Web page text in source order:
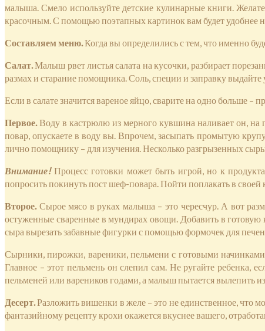
малыша. Смело используйте детские кулинарные книги.
красочным. С помощью поэтапных картинок вам будет удобнее
Составляем меню.Когда вы определились с тем, что именно
Салат.Малыш рвет листья салата на кусочки, разбирает
размах и старание помощника. Соль, специи и заправку
Если в салате значится вареное яйцо, сварите на одно больше –
Первое.Воду в кастрюлю из мерного кувшина наливает он,
повар, опускаете в воду вы. Впрочем, засыпать промытую
лично помощнику – для изучения. Несколько разгрызенных
Внимание!Процесс готовки может быть игрой, но к
попросить покинуть пост шеф-повара. Пойти поплакать в
Второе. Сырое мясо в руках малыша – это чересчур. А вот
остуженные сваренные в мундирах овощи. Добавить в
сыра вырезать забавные фигурки с помощью формочек для
Сырники, пирожки, вареники, пельмени с готовыми начинками
Главное – этот пельмень он слепил сам. Не ругайте ребенка,
пельменей или вареников годами, а малыш пытается вылепить
Десерт.Разложить вишенки в желе – это не единственное, что
фантазийному рецепту крохи окажется вкуснее вашего,